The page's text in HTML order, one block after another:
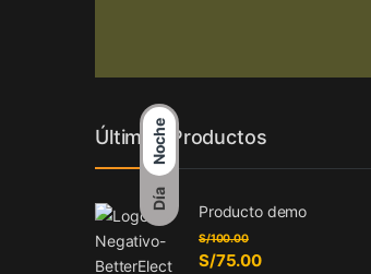
Noche
Día
Últimos Productos
Producto demo
S/75.00
S/100.00